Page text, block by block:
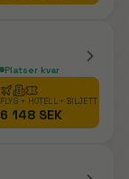
Platser kvar
FLYG + HOTELL + BILJETT
6 148 SEK